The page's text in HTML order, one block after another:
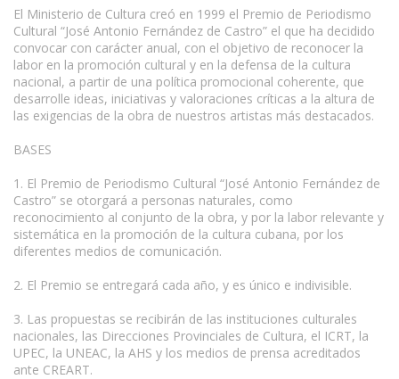
El Ministerio de Cultura creó en 1999 el Premio de Periodismo
Cultural “José Antonio Fernández de Castro” el que ha decidido
convocar con carácter anual, con el objetivo de reconocer la
labor en la promoción cultural y en la defensa de la cultura
nacional, a partir de una política promocional coherente, que
desarrolle ideas, iniciativas y valoraciones críticas a la altura de
las exigencias de la obra de nuestros artistas más destacados.
BASES
1. El Premio de Periodismo Cultural “José Antonio Fernández de
Castro” se otorgará a personas naturales, como
reconocimiento al conjunto de la obra, y por la labor relevante y
sistemática en la promoción de la cultura cubana, por los
diferentes medios de comunicación.
2. El Premio se entregará cada año, y es único e indivisible.
3. Las propuestas se recibirán de las instituciones culturales
nacionales, las Direcciones Provinciales de Cultura, el ICRT, la
UPEC, la UNEAC, la AHS y los medios de prensa acreditados
ante CREART.